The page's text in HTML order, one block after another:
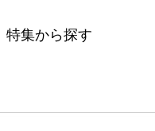
特集から探す